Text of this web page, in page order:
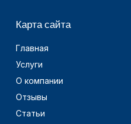
Карта сайта
Главная
Услуги
О компании
Отзывы
Статьи